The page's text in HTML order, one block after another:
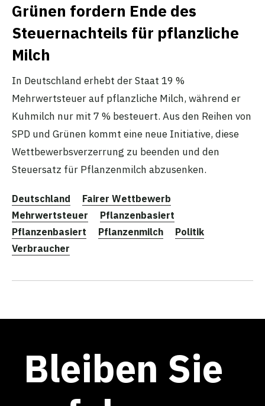
Grünen fordern Ende des
Steuernachteils für pflanzliche
Milch
In Deutschland erhebt der Staat 19 %
Mehrwertsteuer auf pflanzliche Milch, während er
Kuhmilch nur mit 7 % besteuert. Aus den Reihen von
SPD und Grünen kommt eine neue Initiative, diese
Wettbewerbsverzerrung zu beenden und den
Steuersatz für Pflanzenmilch abzusenken.
Deutschland
Fairer Wettbewerb
Mehrwertsteuer
Pflanzenbasiert
Pflanzenbasiert
Pflanzenmilch
Politik
Verbraucher
Bleiben Sie